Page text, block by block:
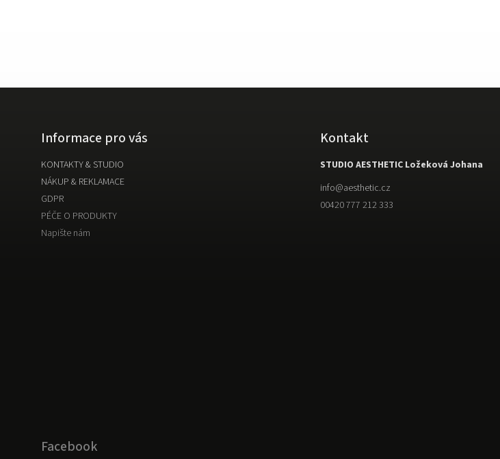
Informace pro vás
KONTAKTY & STUDIO
NÁKUP & REKLAMACE
GDPR
PÉČE O PRODUKTY
Napište nám
Kontakt
STUDIO AESTHETIC Ložeková Johana
info@aesthetic.cz
00420 777 212 333
Facebook